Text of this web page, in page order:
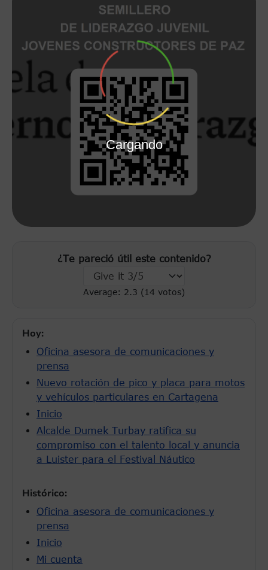
¿Te pareció útil este contenido?
Average: 2.3 (14 votos)
Hoy:
Oficina asesora de comunicaciones y
prensa
Nuevo rotación de pico y placa para motos
y vehículos particulares en Cartagena
Inicio
Alcalde Dumek Turbay ratifica su
compromiso con el talento local y anuncia
a Luister para el Festival Náutico
Histórico:
Oficina asesora de comunicaciones y
prensa
Inicio
Mi cuenta
Cargando